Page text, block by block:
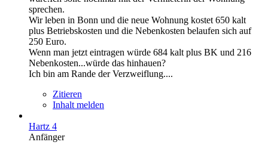
sprechen.
Wir leben in Bonn und die neue Wohnung kostet 650 kalt
plus Betriebskosten und die Nebenkosten belaufen sich auf
250 Euro.
Wenn man jetzt eintragen würde 684 kalt plus BK und 216
Nebenkosten...würde das hinhauen?
Ich bin am Rande der Verzweiflung....
Zitieren
Inhalt melden
Hartz 4
Anfänger